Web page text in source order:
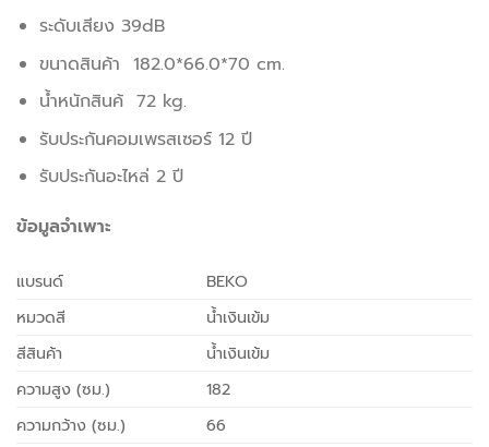
ระดับเสียง 39dB
ขนาดสินค้า 182.0*66.0*70 cm.
น้ำหนักสินค้ 72 kg.
รับประกันคอมเพรสเซอร์ 12 ปี
รับประกันอะไหล่ 2 ปี
ข้อมูลจำเพาะ
แบรนด์
BEKO
หมวดสี
น้ำเงินเข้ม
สีสินค้า
น้ำเงินเข้ม
ความสูง (ซม.)
182
ความกว้าง (ซม.)
66